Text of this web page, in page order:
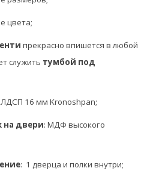
цвета;
прекрасно впишется в любой
служить тумбой под
ЛДСП 16 мм Kronoshpan;
на двери: МДФ высокого
: 1 дверца и полки внутри;